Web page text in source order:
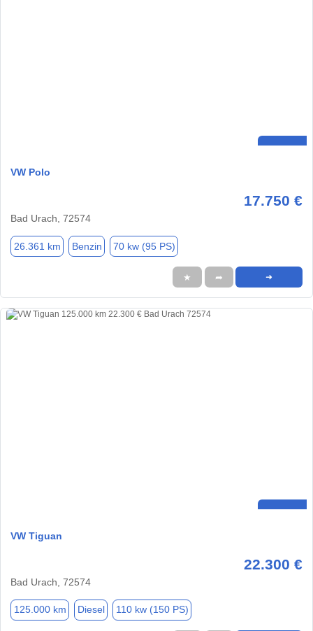
VW Polo
17.750 €
Bad Urach, 72574
26.361 km Benzin 70 kw (95 PS)
★ ➦ ➜
VW Tiguan
22.300 €
Bad Urach, 72574
125.000 km Diesel 110 kw (150 PS)